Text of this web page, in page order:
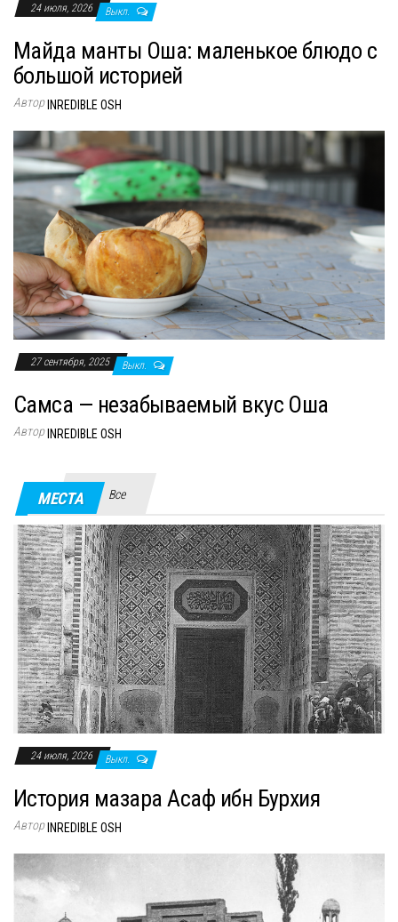
24 июля, 2026 Выкл.
Майда манты Оша: маленькое блюдо с
большой историей
Автор INREDIBLE OSH
27 сентября, 2025 Выкл.
Самса — незабываемый вкус Оша
Автор INREDIBLE OSH
МЕСТА Все
24 июля, 2026 Выкл.
История мазара Асаф ибн Бурхия
Автор INREDIBLE OSH